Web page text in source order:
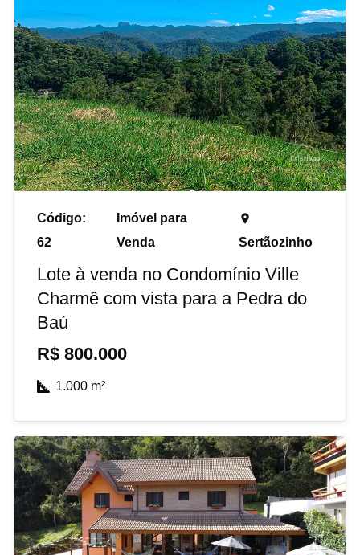
Código:
62
Imóvel para
Venda
place
Sertãozinho
Lote à venda no Condomínio Ville
Charmê com vista para a Pedra do
Baú
R$800.000
1.000m²